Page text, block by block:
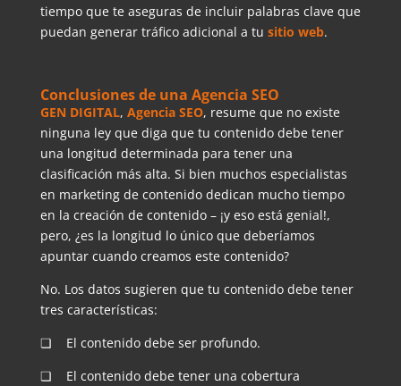
tiempo que te aseguras de incluir palabras clave que
puedan generar tráfico adicional a tu sitio web.
Conclusiones de una Agencia SEO
GEN DIGITAL, Agencia SEO, resume que no existe
ninguna ley que diga que tu contenido debe tener
una longitud determinada para tener una
clasificación más alta. Si bien muchos especialistas
en marketing de contenido dedican mucho tiempo
en la creación de contenido – ¡y eso está genial!,
pero, ¿es la longitud lo único que deberíamos
apuntar cuando creamos este contenido?
No. Los datos sugieren que tu contenido debe tener
tres características:
❏ El contenido debe ser profundo.
❏ El contenido debe tener una cobertura